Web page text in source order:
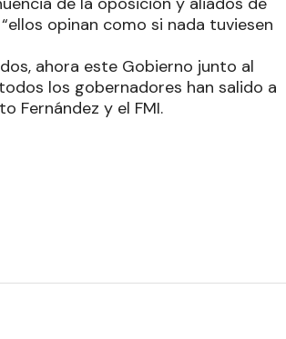
opinan como si nada tuviesen
ahora este Gobierno junto al
los gobernadores han salido a
Fernández y el FMI.